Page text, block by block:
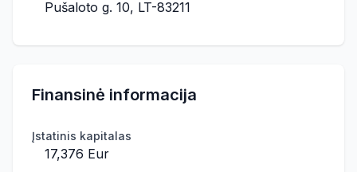
Pušaloto g. 10, LT-83211
Finansinė informacija
Įstatinis kapitalas
17,376 Eur